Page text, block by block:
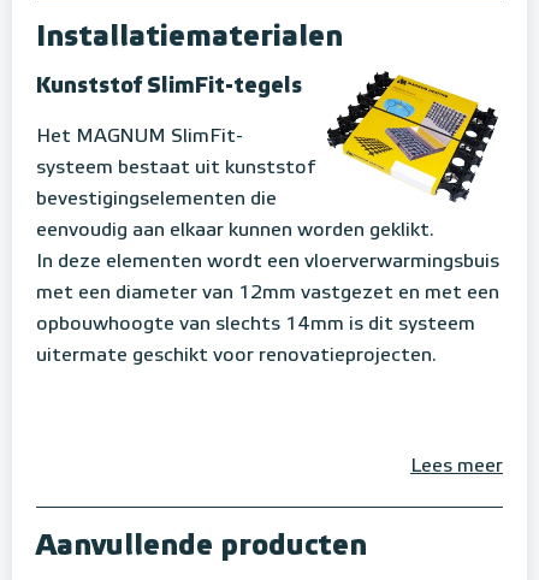
Installatiematerialen
Kunststof SlimFit-tegels
Het MAGNUM SlimFit-
systeem bestaat uit kunststof
bevestigingselementen die
eenvoudig aan elkaar kunnen worden geklikt.
In deze elementen wordt een vloerverwarmingsbuis
met een diameter van 12mm vastgezet en met een
opbouwhoogte van slechts 14mm is dit systeem
uitermate geschikt voor renovatieprojecten.
Lees meer
Aanvullende producten